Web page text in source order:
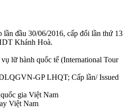
lần đầu 30/06/2016, cấp đổi lần thứ 13
Khánh Hoà.
lữ hành quốc tế (International Tour
GP LHQT; Cấp lần/ Issued
gia Việt Nam
Việt Nam